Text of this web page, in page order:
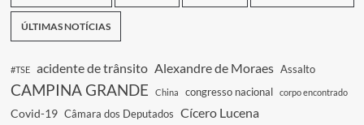
ÚLTIMAS NOTÍCIAS
#TSE acidente de trânsito Alexandre de Moraes Assalto
CAMPINA GRANDE China congresso nacional corpo encontrado
Covid-19 Câmara dos Deputados Cícero Lucena